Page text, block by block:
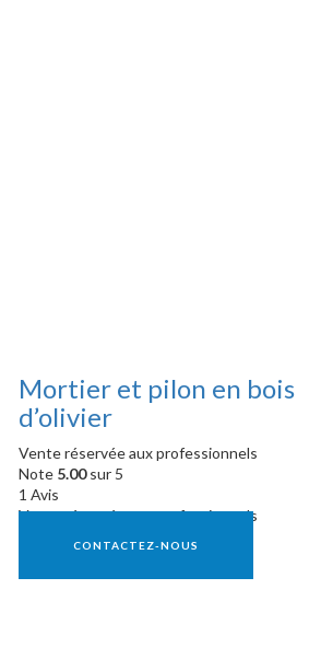
Mortier et pilon en bois
d’olivier
Vente réservée aux professionnels
Note 5.00sur 5
1 Avis
Vente réservée aux professionnels
CONTACTEZ-NOUS